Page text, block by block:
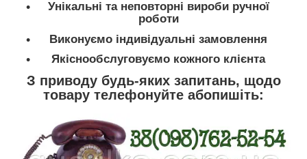
Унікальні та неповторні вироби ручної
роботи
Виконуємо індивідуальні замовлення
Якіснообслуговуємо кожного клієнта
З приводу будь-яких запитань, щодо
товару телефонуйте абопишіть: